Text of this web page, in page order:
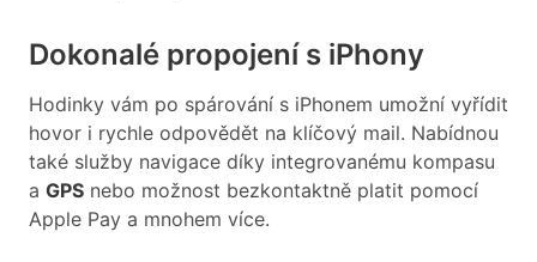
Dokonalé propojení s iPhony
Hodinky vám po spárování s iPhonem umožní vyřídit
hovor i rychle odpovědět na klíčový mail. Nabídnou
také služby navigace díky integrovanému kompasu
a GPS nebo možnost bezkontaktně platit pomocí
Apple Pay a mnohem více.